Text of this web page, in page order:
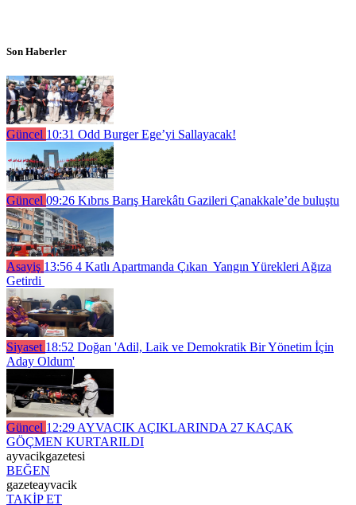
Son Haberler
Güncel 10:31 Odd Burger Ege’yi Sallayacak!
Güncel 09:26 Kıbrıs Barış Harekâtı Gazileri Çanakkale’de buluştu
Asayiş 13:56 4 Katlı Apartmanda Çıkan Yangın Yürekleri Ağıza
Getirdi
Siyaset 18:52 Doğan 'Adil, Laik ve Demokratik Bir Yönetim İçin
Aday Oldum'
Güncel 12:29 AYVACIK AÇIKLARINDA 27 KAÇAK
GÖÇMEN KURTARILDI
ayvacikgazetesi
BEĞEN
gazeteayvacik
TAKİP ET